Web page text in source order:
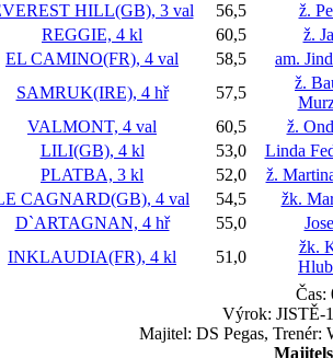
HILL(GB), 3 val 56,5 ž.
REGGIE, 4 kl 60,5 ž.
EL CAMINO(FR), 4 val 58,5 am.
SAMRUK(IRE), 4 hř 57,5
ž.
VALMONT, 4 val 60,5 ž.
LILI(GB), 4 kl 53,0 Linda
PLATBA, 3 kl 52,0 ž.
CAGNARD(GB), 4 val 54,5 žk.
D`ARTAGNAN, 4 hř 55,0
INKLAUDIA(FR), 4 kl 51,0
žk.
Čas:
Výrok: JISTĚ-
Majitel: DS Pegas, Trenér: